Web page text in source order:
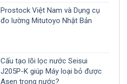
Prostock Việt Nam và Dụng cụ
đo lường Mitutoyo Nhật Bản
Cấu tạo lõi lọc nước Seisui
J205P-K giúp Máy loại bỏ được
Asen trong nước?